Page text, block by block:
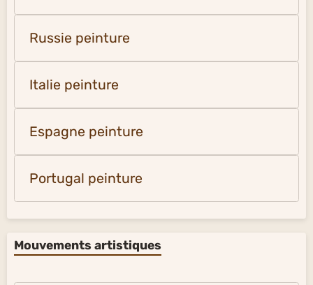
Russie peinture
Italie peinture
Espagne peinture
Portugal peinture
Mouvements artistiques